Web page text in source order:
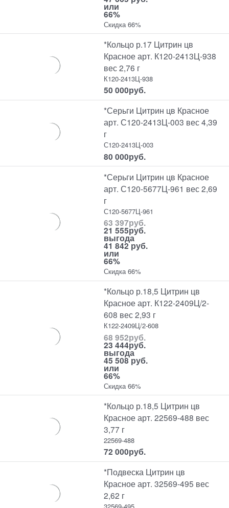
или
66%
Скидка 66%
*Кольцо р.17 Цитрин цв
Красное арт. К120-2413Ц-938
вес 2,76 г
К120-2413Ц-938
50 000руб.
*Серьги Цитрин цв Красное
арт. С120-2413Ц-003 вес 4,39
г
С120-2413Ц-003
80 000руб.
*Серьги Цитрин цв Красное
арт. С120-5677Ц-961 вес 2,69
г
С120-5677Ц-961
63 397руб.
21 555руб.
выгода
41 842 руб.
или
66%
Скидка 66%
*Кольцо р.18,5 Цитрин цв
Красное арт. К122-2409Ц/2-
608 вес 2,93 г
К122-2409Ц/2-608
68 952руб.
23 444руб.
выгода
45 508 руб.
или
66%
Скидка 66%
*Кольцо р.18,5 Цитрин цв
Красное арт. 22569-488 вес
3,77 г
22569-488
72 000руб.
*Подвеска Цитрин цв
Красное арт. 32569-495 вес
2,62 г